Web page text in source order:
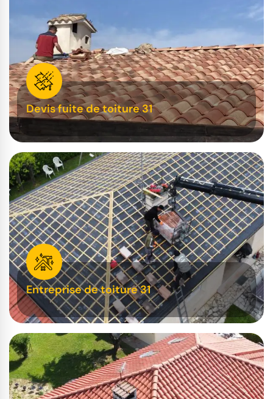
Devis fuite de toiture 31
Entreprise de toiture 31